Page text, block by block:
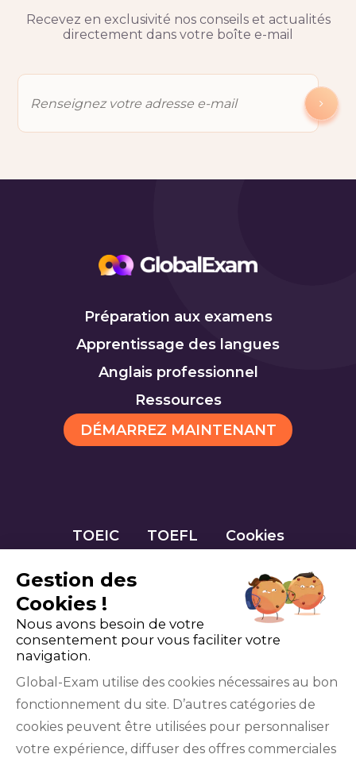
Recevez en exclusivité nos conseils et actualités
directement dans votre boîte e-mail
Préparation aux examens
Apprentissage des langues
Anglais professionnel
Ressources
DÉMARREZ MAINTENANT
TOEIC TOEFL Cookies
YouTube
Gestion des
Cookies !
Nous avons besoin de votre
consentement pour vous faciliter votre
navigation.
Global-Exam utilise des cookies nécessaires au bon
fonctionnement du site. D’autres catégories de
cookies peuvent être utilisées pour personnaliser
votre expérience, diffuser des offres commerciales